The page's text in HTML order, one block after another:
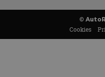
©
Cookies